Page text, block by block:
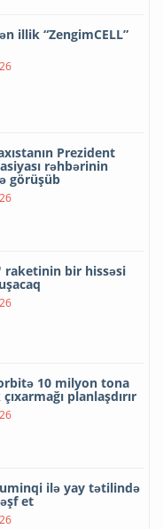
illik “ZengimCELL”
Prezident
rəhbərinin
görüşüb
raketinin bir hissəsi
orbitə 10 milyon tona
planlaşdırır
ilə yay tətilində
et